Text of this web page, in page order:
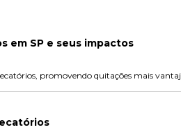
em SP e seus impactos
promovendo quitações mais